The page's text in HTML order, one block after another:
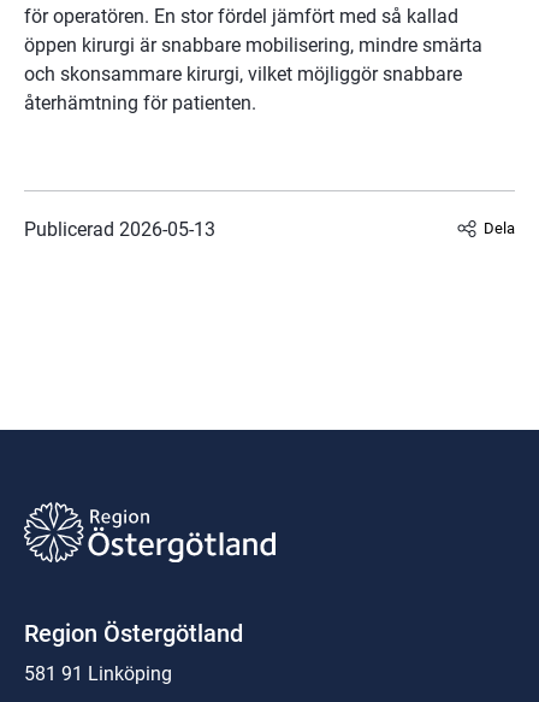
för operatören. En stor fördel jämfört med så kallad
öppen kirurgi är snabbare mobilisering, mindre smärta
och skonsammare kirurgi, vilket möjliggör snabbare
återhämtning för patienten.
Publicerad 2026-05-13 Dela
Region Östergötland
581 91 Linköping